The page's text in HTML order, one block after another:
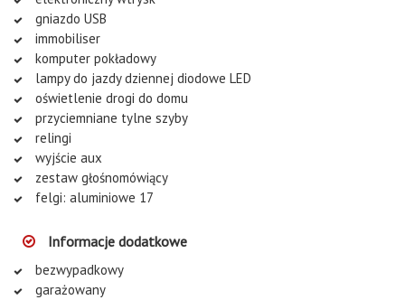
gniazdo USB
immobiliser
komputer pokładowy
lampy do jazdy dziennej diodowe LED
oświetlenie drogi do domu
przyciemniane tylne szyby
relingi
wyjście aux
zestaw głośnomówiący
felgi: aluminiowe 17
Informacje dodatkowe
bezwypadkowy
garażowany